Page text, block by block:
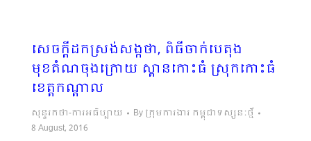
សេចក្តីដកស្រង់សង្កថា, ពិធីចាក់បេតុង
មុខតំណចុងក្រោយ ស្ពានកោះធំ ស្រុកកោះធំ
ខេត្តកណ្តាល
សុន្ទរកថា-ការអធិប្បាយ By ក្រុមការងារ កម្ពុជាទស្សនៈថ្មី
8 August, 2016